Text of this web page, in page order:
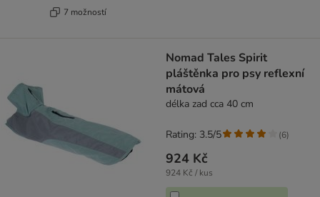
7 možností
Nomad Tales Spirit
pláštěnka pro psy reflexní
mátová
délka zad cca 40 cm
924 Kč
924 Kč / kus
Rating: 3.5/5 (6)